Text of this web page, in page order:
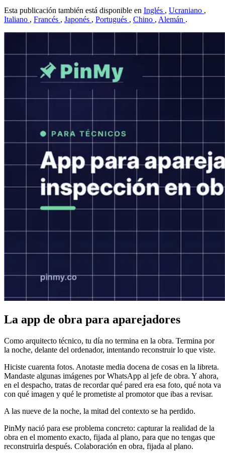
Esta publicación también está disponible en Inglés , Ucraniano ,
Italiano , Francés , Japonés , Portugués , Chino , Alemán .
La app de obra para aparejadores
Como arquitecto técnico, tu día no termina en la obra. Termina por
la noche, delante del ordenador, intentando reconstruir lo que viste.
Hiciste cuarenta fotos. Anotaste media docena de cosas en la libreta.
Mandaste algunas imágenes por WhatsApp al jefe de obra. Y ahora,
en el despacho, tratas de recordar qué pared era esa foto, qué nota va
con qué imagen y qué le prometiste al promotor que ibas a revisar.
A las nueve de la noche, la mitad del contexto se ha perdido.
PinMy nació para ese problema concreto: capturar la realidad de la
obra en el momento exacto, fijada al plano, para que no tengas que
reconstruirla después. Colaboración en obra, fijada al plano.